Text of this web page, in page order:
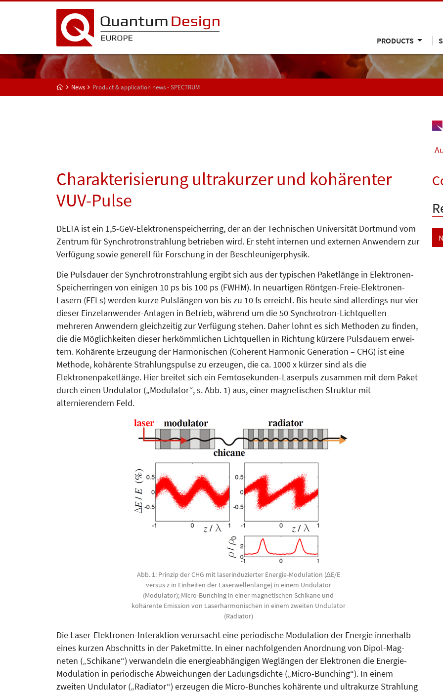
PRODUCTS
News Product & application news - SPECTRUM
Charakterisierung ultrakurzer und kohärenter
VUV-Pulse
DELTA ist ein 1,5-GeV-Elektronen­spei­cherring, der an der Technischen Universität Dortmund vom
Zentrum für Synchrotronstrahlung betrieben wird. Er steht internen und externen Anwendern zur
Verfügung so­wie generell für Forschung in der Be­schleu­ni­gerphysik.
Die Pulsdauer der Synchrotron­strah­­lung ergibt sich aus der typi­schen Pa­ketlänge in Elektronen-
Spei­cher­rin­gen von einigen 10 ps bis 100 ps (FWHM). In neuartigen Röntgen-Freie-Elektronen-
Lasern (FELs) werden kurze Pulslängen von bis zu 10 fs erreicht. Bis heute sind allerdings nur vier
dieser Einzelanwender-Anlagen in Betrieb, während um die 50 Synchrotron-Lichtquellen
mehreren Anwendern gleichzeitig zur Ver­fügung stehen. Daher lohnt es sich Methoden zu finden,
die die Mög­­­lichkeiten dieser herkömmli­chen Licht­quellen in Richtung kür­­zere Pulsdauern erwei­
tern. Ko­hä­­­­rente Erzeugung der Har­mo­ni­schen (Coherent Harmonic Gene­ra­tion – CHG) ist eine
Methode, ko­hä­­­rente Strahlungspulse zu erzeugen, die ca. 1000 x kürzer sind als die
Elektronenpaketlänge. Hier breitet sich ein Femtosekunden-Laserpuls zu­sammen mit dem Paket
durch einen Un­dulator („Modulator“, s. Abb. 1) aus, einer magnetischen Struk­tur mit
alternierendem Feld.
Abb. 1: Prinzip der CHG mit laserinduzierter Energie-Modulation (∆E/E
versus z in Einheiten der Laserwellenlänge) in einem Undulator
(Modulator); Micro-Bunching in einer magnetischen Schikane und
kohärente Emission von Laserharmonischen in einem zweiten Undulator
(Radiator)
Die Laser-Elektronen-Interaktion verursacht eine periodische Modulation der Energie innerhalb
eines kurzen Ab­schnitts in der Paketmitte. In einer nach­fol­genden Anordnung von Dipol-Mag­
neten („Schikane“) verwandeln die energieabhängigen Weglängen der Elektronen die Energie-
Modulation in periodische Abweichungen der La­dungsdichte („Micro-Bunching“). In einem
zweiten Undulator („Radiator“) erzeugen die Micro-Bunches kohärente und ultrakurze Strahlung